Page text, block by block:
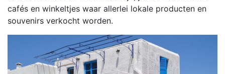
cafés en winkeltjes waar allerlei lokale producten en
souvenirs verkocht worden.